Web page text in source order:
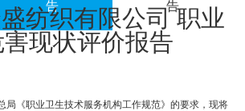
告 告
纺织有限公司 职业
现状评价报告
局《职业卫生技术服务机构工作规范》的要求，现将